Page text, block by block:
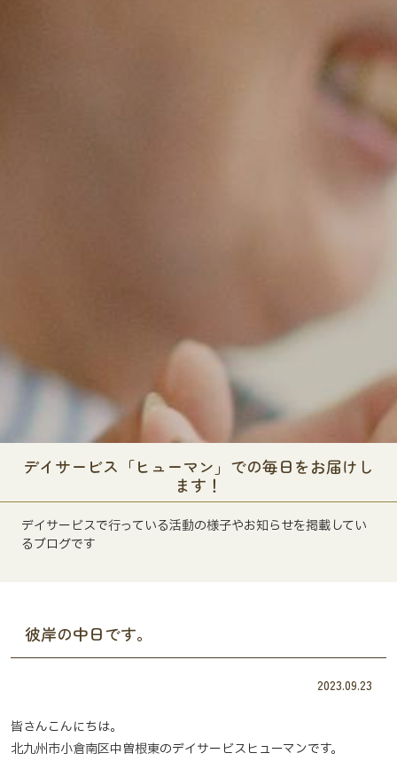
デイサービス「ヒューマン」での毎日をお届けし
ます！
デイサービスで行っている活動の様子やお知らせを掲載してい
るブログです
彼岸の中日です。
2023.09.23
皆さんこんにちは。
北九州市小倉南区中曽根東のデイサービスヒューマンです。